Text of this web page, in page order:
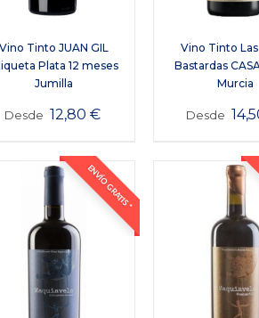
Vino Tinto JUAN GIL
Plata 12 meses
Jumilla
Desde 12,80 €
Vino Tinto
Bastardas
Murcia
Desde
ENVÍO GRATIS *